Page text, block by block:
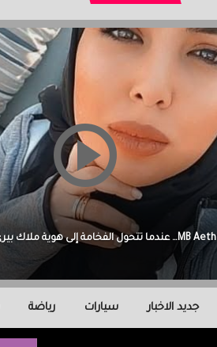
جديد الاخبار سيارات رياضة